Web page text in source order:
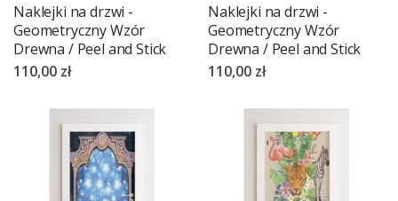
Naklejki na drzwi -
Geometryczny Wzór
Drewna / Peel and Stick
110,00 zł
Naklejki na drzwi -
Geometryczny Wzór
Drewna / Peel and Stick
110,00 zł